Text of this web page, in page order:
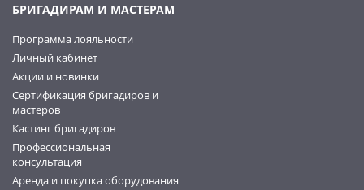
БРИГАДИРАМ И МАСТЕРАМ
Программа лояльности
Личный кабинет
Акции и новинки
Сертификация бригадиров и
мастеров
Кастинг бригадиров
Профессиональная
консультация
Аренда и покупка оборудования